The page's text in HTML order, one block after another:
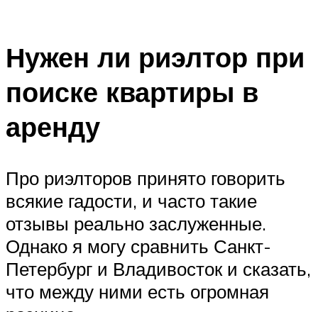
Нужен ли риэлтор при
поиске квартиры в
аренду
Про риэлторов принято говорить
всякие гадости, и часто такие
отзывы реально заслуженные.
Однако я могу сравнить Санкт-
Петербург и Владивосток и сказать,
что между ними есть огромная